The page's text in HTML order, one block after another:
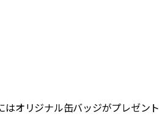
オリジナル缶バッジがプレゼント